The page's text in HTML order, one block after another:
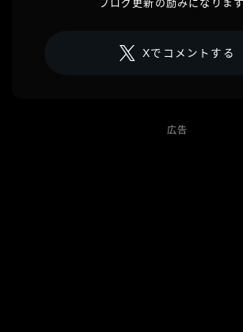
ブログ更新の励みになります
Xでコメントする
広告